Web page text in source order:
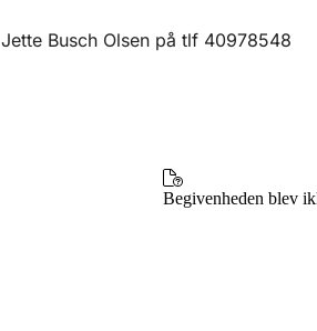
Jette Busch Olsen på tlf 40978548